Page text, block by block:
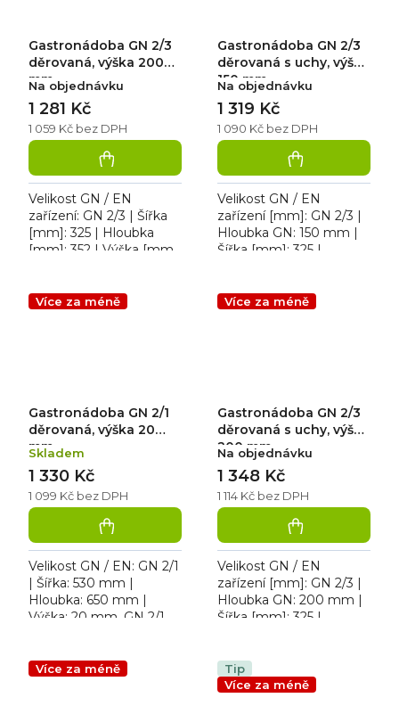
Gastronádoba GN 2/3
děrovaná, výška 200
mm
Na objednávku
1 059 Kč bez DPH
1 281 Kč
Velikost GN / EN
zařízení: GN 2/3 | Šířka
[mm]: 325 | Hloubka
[mm]: 352 | Výška [mm]:
Gastronádoba GN 2/3
děrovaná s uchy, výška
150 mm
Na objednávku
1 090 Kč bez DPH
1 319 Kč
Velikost GN / EN
zařízení [mm]: GN 2/3 |
Hloubka GN: 150 mm |
Šířka [mm]: 325 |
Gastronádoby pro
Více za méně
Gastronádoba GN 2/1
děrovaná, výška 20
mm
Skladem
1 099 Kč bez DPH
1 330 Kč
Velikost GN / EN: GN 2/1
| Šířka: 530 mm |
Hloubka: 650 mm |
Výška: 20 mm. GN 2/1 D
Více za méně
Gastronádoba GN 2/3
děrovaná s uchy, výška
200 mm
Na objednávku
1 114 Kč bez DPH
1 348 Kč
Velikost GN / EN
zařízení [mm]: GN 2/3 |
Hloubka GN: 200 mm |
Šířka [mm]: 325 |
Gastronádoby pro
přepravu, ohřev a výdej...
Více za méně
Tip
Více za méně